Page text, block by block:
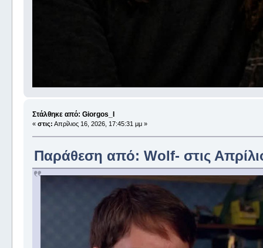
Στάλθηκε από: Giorgos_I
« στις: Απρίλιος 16, 2026, 17:45:31 μμ »
Παράθεση από: Wolf- στις